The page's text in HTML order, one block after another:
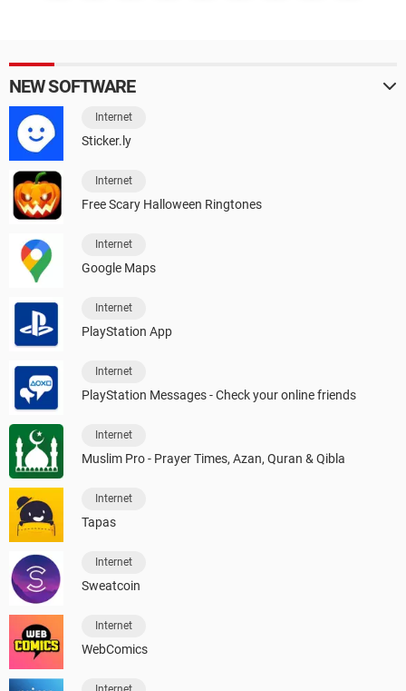
NEW SOFTWARE
Internet
Sticker.ly
Internet
Free Scary Halloween Ringtones
Internet
Google Maps
Internet
PlayStation App
Internet
PlayStation Messages - Check your online friends
Internet
Muslim Pro - Prayer Times, Azan, Quran & Qibla
Internet
Tapas
Internet
Sweatcoin
Internet
WebComics